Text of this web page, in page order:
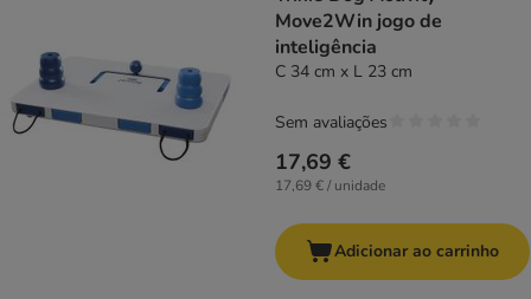
Move2Win jogo de
inteligência
C 34 cm x L 23 cm
17,69 €
17,69 € / unidade
Sem avaliações
Adicionar ao carrinho